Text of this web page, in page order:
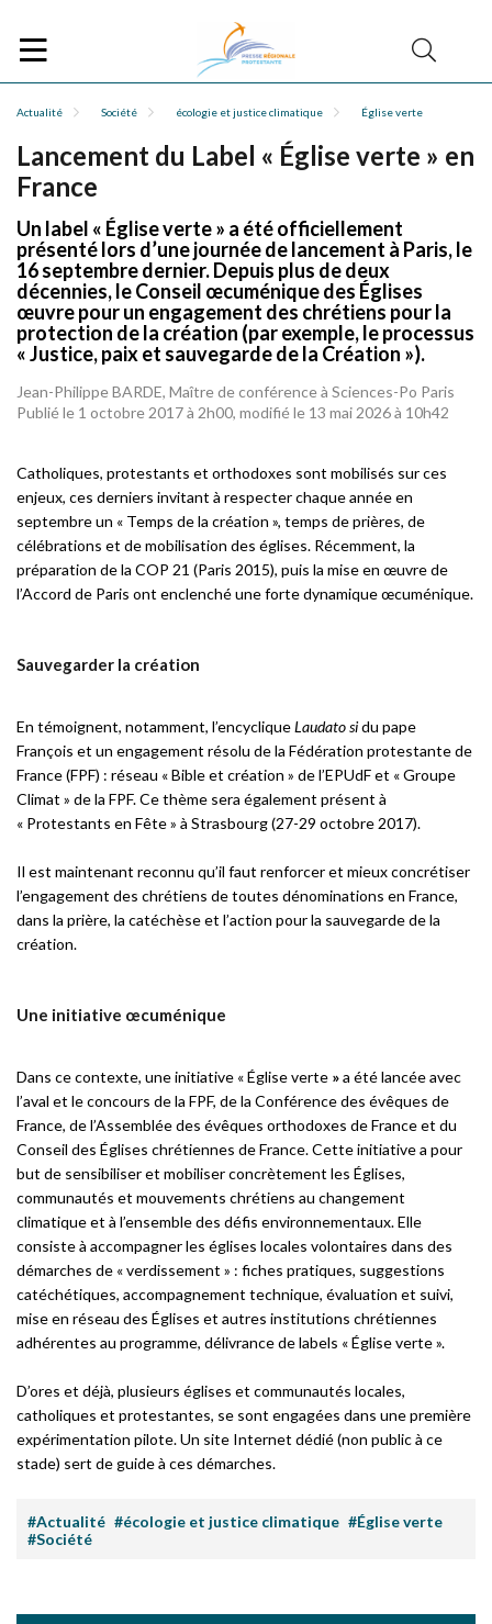
Actualité Société écologie et justice climatique Église verte
Lancement du Label « Église verte » en
France
Un label « Église verte » a été officiellement
présenté lors d’une journée de lancement à Paris, le
16 septembre dernier. Depuis plus de deux
décennies, le Conseil œcuménique des Églises
œuvre pour un engagement des chrétiens pour la
protection de la création (par exemple, le processus
« Justice, paix et sauvegarde de la Création »).
Jean-Philippe BARDE, Maître de conférence à Sciences-Po Paris
Publié le 1 octobre 2017 à 2h00, modifié le 13 mai 2026 à 10h42
Catholiques, protestants et orthodoxes sont mobilisés sur ces
enjeux, ces derniers invitant à respecter chaque année en
septembre un « Temps de la création », temps de prières, de
célébrations et de mobilisation des églises. Récemment, la
préparation de la COP 21 (Paris 2015), puis la mise en œuvre de
l’Accord de Paris ont enclenché une forte dynamique œcuménique.
Sauvegarder la création
En témoignent, notamment, l’encycliqueLaudato sidu pape
François et un engagement résolu de la Fédération protestante de
France (FPF) : réseau « Bible et création » de l’EPUdF et « Groupe
Climat » de la FPF. Ce thème sera également présent à
« Protestants en Fête » à Strasbourg (27-29 octobre 2017).
Il est maintenant reconnu qu’il faut renforcer et mieux concrétiser
l’engagement des chrétiens de toutes dénominations en France,
dans la prière, la catéchèse et l’action pour la sauvegarde de la
création.
Une initiative œcuménique
Dans ce contexte, une initiative « Église verte »a été lancée avec
l’aval et le concours de la FPF, de la Conférence des évêques de
France, de l’Assemblée des évêques orthodoxes de France et du
Conseil des Églises chrétiennes de France. Cette initiative a pour
but de sensibiliser et mobiliser concrètement les Églises,
communautés et mouvements chrétiens au changement
climatique et à l’ensemble des défis environnementaux. Elle
consiste à accompagner les églises locales volontaires dans des
démarches de « verdissement » : fiches pratiques, suggestions
catéchétiques, accompagnement technique, évaluation et suivi,
mise en réseau des Églises et autres institutions chrétiennes
adhérentes au programme, délivrance de labels « Église verte ».
D’ores et déjà, plusieurs églises et communautés locales,
catholiques et protestantes, se sont engagées dans une première
expérimentation pilote. Un site Internet dédié (non public à ce
stade) sert de guide à ces démarches.
#Actualité #écologie et justice climatique #Église verte
#Société